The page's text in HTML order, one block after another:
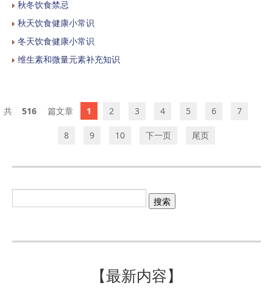
秋冬饮食禁忌
秋天饮食健康小常识
冬天饮食健康小常识
维生素和微量元素补充知识
516 1 2 3 4 5 6 7
8 9 10 下一页 尾页
【最新内容】